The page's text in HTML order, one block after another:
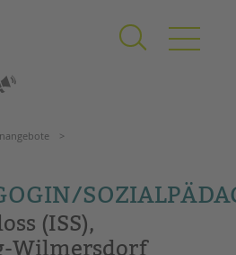
(ISS),
Wilmersdorf